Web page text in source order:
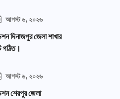
আগস্ট ৬, ২০২৬
দিনাজপুর জেলা শাখার
গঠিত।
আগস্ট ৬, ২০২৬
শেরপুর জেলা